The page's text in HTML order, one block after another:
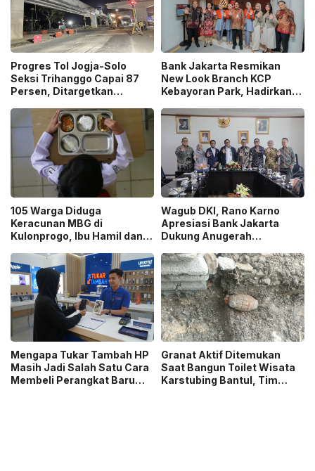
Progres Tol Jogja-Solo
Seksi Trihanggo Capai 87
Persen, Ditargetkan
Bawen Agustus 2026
Bank Jakarta Resmikan
New Look Branch KCP
Kebayoran Park, Hadirkan
Modern
105 Warga Diduga
Keracunan MBG di
Kulonprogo, Ibu Hamil dan
Terdampak
Wagub DKI, Rano Karno
Apresiasi Bank Jakarta
Dukung Anugerah
Dorong Karya Berkualitas
Sambut 5 Abad Jakarta
Mengapa Tukar Tambah HP
Masih Jadi Salah Satu Cara
Membeli Perangkat Baru
Granat Aktif Ditemukan
Saat Bangun Toilet Wisata
Karstubing Bantul, Tim